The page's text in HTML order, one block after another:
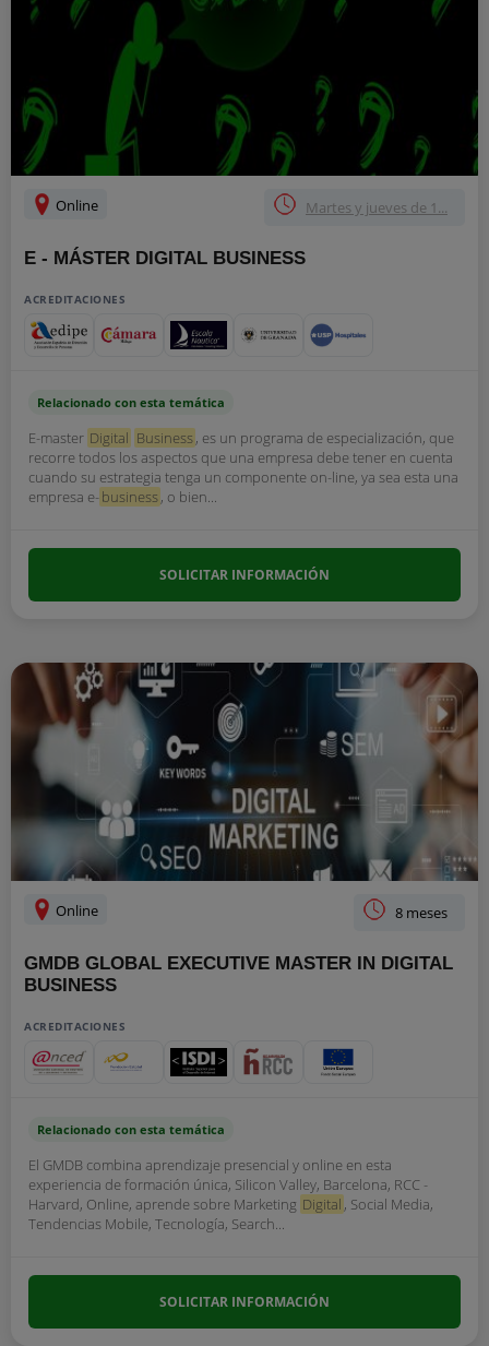
Online Martes y jueves de 1...
E - MÁSTER DIGITAL BUSINESS
ACREDITACIONES
Relacionado con esta temática
E-master Digital Business, es un programa de especialización, que
recorre todos los aspectos que una empresa debe tener en cuenta
cuando su estrategia tenga un componente on-line, ya sea esta una
empresa e-business, o bien...
SOLICITAR INFORMACIÓN
Online 8 meses
GMDB GLOBAL EXECUTIVE MASTER IN DIGITAL
BUSINESS
ACREDITACIONES
Relacionado con esta temática
El GMDB combina aprendizaje presencial y online en esta
experiencia de formación única, Silicon Valley, Barcelona, RCC -
Harvard, Online, aprende sobre Marketing Digital , Social Media,
Tendencias Mobile, Tecnología, Search...
SOLICITAR INFORMACIÓN